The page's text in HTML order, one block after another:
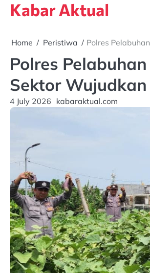
SkipKabar Aktual
Home Peristiwa Polres
Polres
Sektor
4 July 2026 kabaraktual.com